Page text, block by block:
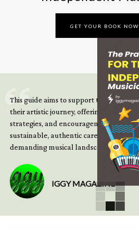
GET YOUR BOOK NOW
This guide aims to support those
their artistic journey, offering practical
strategies, and encouragement to
sustainable, authentic careers in an
demanding musical landscape.
IGGY MAGAZINE